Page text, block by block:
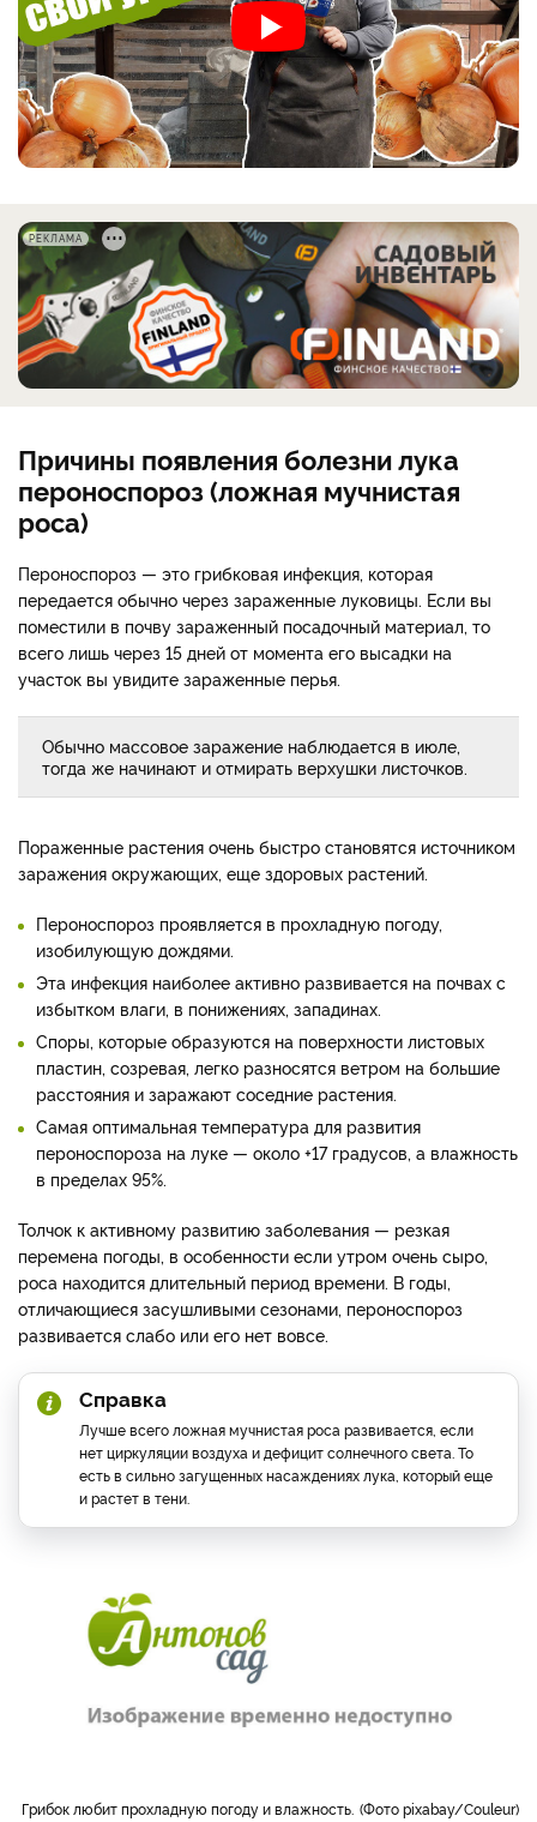
РЕКЛАМА
Причины появления болезни лука
пероноспороз (ложная мучнистая
роса)
Пероноспороз — это грибковая инфекция, которая
передается обычно через зараженные луковицы. Если вы
поместили в почву зараженный посадочный материал, то
всего лишь через 15 дней от момента его высадки на
участок вы увидите зараженные перья.
Обычно массовое заражение наблюдается в июле,
тогда же начинают и отмирать верхушки листочков.
Пораженные растения очень быстро становятся источником
заражения окружающих, еще здоровых растений.
Пероноспороз проявляется в прохладную погоду,
изобилующую дождями.
Эта инфекция наиболее активно развивается на почвах с
избытком влаги, в понижениях, западинах.
Споры, которые образуются на поверхности листовых
пластин, созревая, легко разносятся ветром на большие
расстояния и заражают соседние растения.
Самая оптимальная температура для развития
пероноспороза на луке — около +17 градусов, а влажность
в пределах 95%.​
Толчок к активному развитию заболевания — резкая
перемена погоды, в особенности если утром очень сыро,
роса находится длительный период времени. В годы,
отличающиеся засушливыми сезонами, пероноспороз
развивается слабо или его нет вовсе.
Справка
Лучше всего ложная мучнистая роса развивается, если
нет циркуляции воздуха и дефицит солнечного света. То
есть в сильно загущенных насаждениях лука, который еще
и растет в тени.
Грибок любит прохладную погоду и влажность. Фото pixabay/Couleur